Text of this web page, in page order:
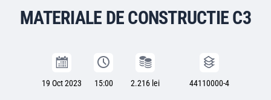
MATERIALE DE CONSTRUCTIE C3
19 Oct 2023 15:00 2.216 lei 44110000-4